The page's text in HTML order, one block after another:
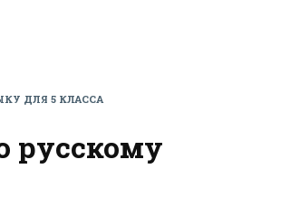
ДЛЯ 5 КЛАССА
русскому